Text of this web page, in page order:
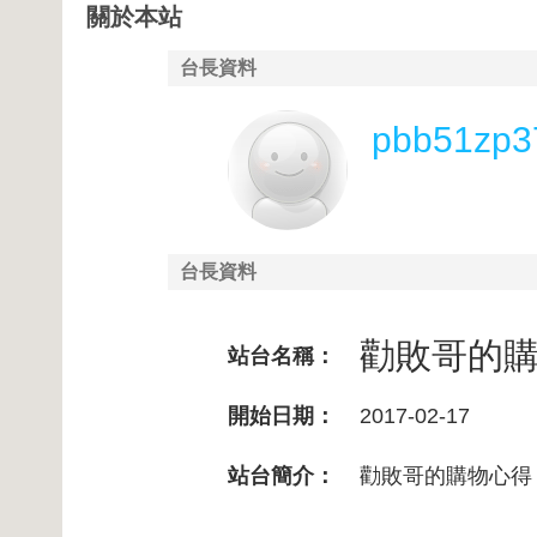
關於本站
台長資料
台長資料
站台名稱： 勸敗哥的
開始日期： 2017-02-17
站台簡介： 勸敗哥的購物心得